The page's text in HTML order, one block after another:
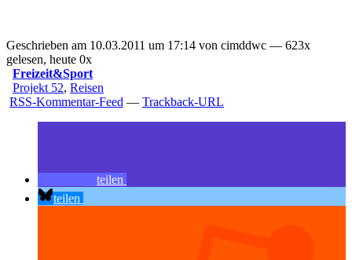
Geschrieben am 10.03.2011 um 17:14 von cimddwc — 623x
gelesen, heute 0x
Freizeit&Sport
Projekt 52, Reisen
RSS-Kommentar-Feed — Trackback-URL
teilen
teilen